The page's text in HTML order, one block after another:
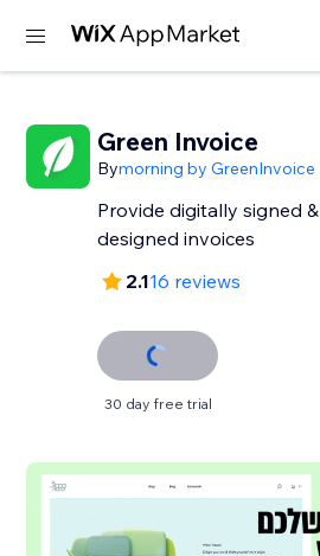
Green Invoice
Bymorning by GreenInvoice
Provide digitally signed &
designed invoices
2.116 reviews
30 day free trial